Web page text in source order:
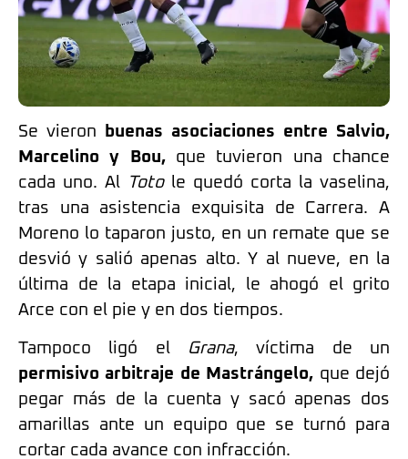
Se vieron buenas asociaciones entre Salvio,
Marcelino y Bou,que tuvieron una chance
cada uno. Al Totole quedó corta la vaselina,
tras una asistencia exquisita de Carrera. A
Moreno lo taparon justo, en un remate que se
desvió y salió apenas alto. Y al nueve, en la
última de la etapa inicial, le ahogó el grito
Arce con el pie y en dos tiempos.
Tampoco ligó el Grana, víctima de un
permisivo arbitraje de Mastrángelo, que dejó
pegar más de la cuenta y sacó apenas dos
amarillas ante un equipo que se turnó para
cortar cada avance con infracción.